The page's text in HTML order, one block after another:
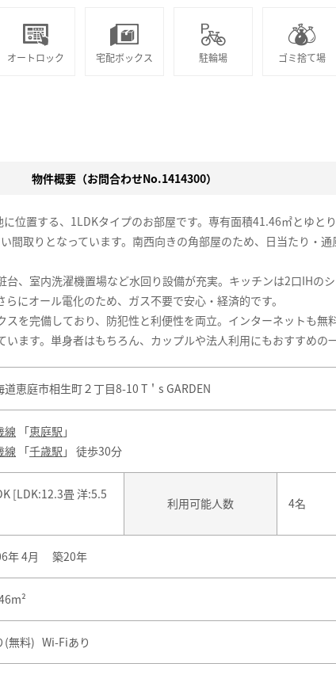
オートロック 宅配ボックス 駐輪場 ゴミ捨て場
物件概要（お問合わせNo.1414300）
位置する、1LDKタイプのお部屋です。専有面積41.46㎡とゆと
間取りとなっています。南西向きの角部屋のため、日当たり・通
台、室内洗濯機置場など水回り設備が充実。キッチンは2口IHの
にオール電化のため、ガス不要で安心・経済的です。
を完備しており、防犯性と利便性を両立。インターネットも無
ます。単身者はもちろん、カップルや法人利用にもおすすめの一
道恵庭市相生町２丁目8-10 T＇s GARDEN
線 「恵庭駅 」
線 「千歳駅 」 徒歩30分
[LDK:12.3畳 洋:5.5
利用可能人数 4名
年 4月 築20年
(無料) Wi-Fiあり